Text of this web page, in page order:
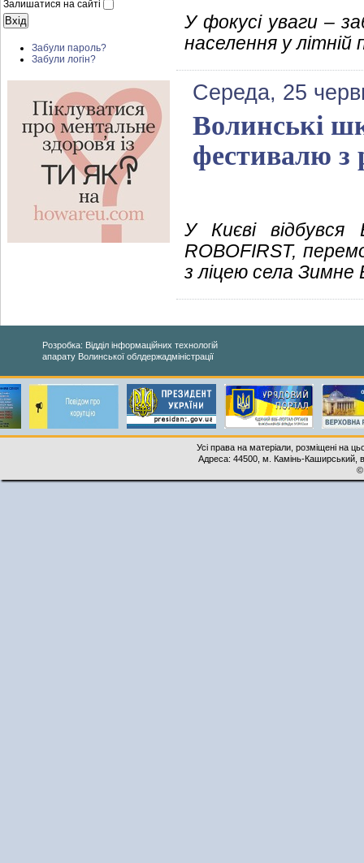
Залишатися на сайті
Забули пароль?
Забули логін?
У фокусі уваги –
населення у літній
Середа, 25
Волинські
фестивалю з
У Києві відбувся
ROBOFIRST,
з ліцею села Зимне
Розробка: Відділ інформаційних технологій
апарату Волинської облдержадміністрації
Усі права на матеріали, розміщені на
Адреса: 44500, м. Камінь-Каширський,
©